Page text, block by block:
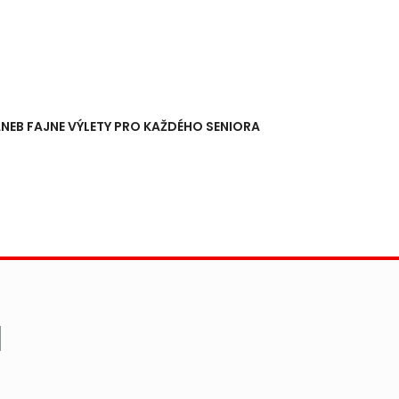
FAJNE VÝLETY PRO KAŽDÉHO SENIORA